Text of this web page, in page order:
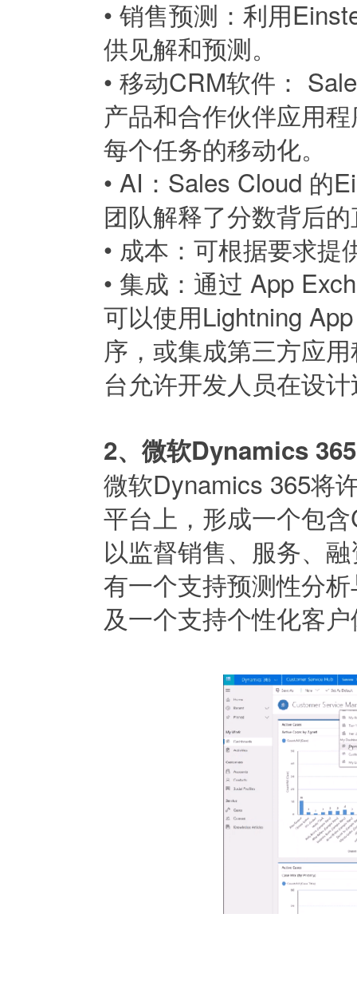
• 销售预测：利用
供见解和预测。
• 移动CRM软件：
产品和合作伙伴应用
每个任务的移动化。
• AI：Sales Cloud 的
团队解释了分数背后
• 成本：可根据要求提
• 集成：通过 App
可以使用Lightning
序，或集成第三方应
台允许开发人员在设
2、微软Dynamics 365
微软Dynamics 365将
平台上，形成一个包
以监督销售、服务、
有一个支持预测性分
及一个支持个性化客